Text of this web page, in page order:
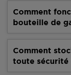
Comment
bouteille de
Comment
toute sécurité